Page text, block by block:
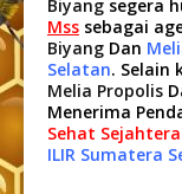
Biyang segera
Mss sebagai
Biyang Dan
Selatan. Selain
Melia Propolis
Menerima
Sehat Sejahtera
ILIR Sumatera